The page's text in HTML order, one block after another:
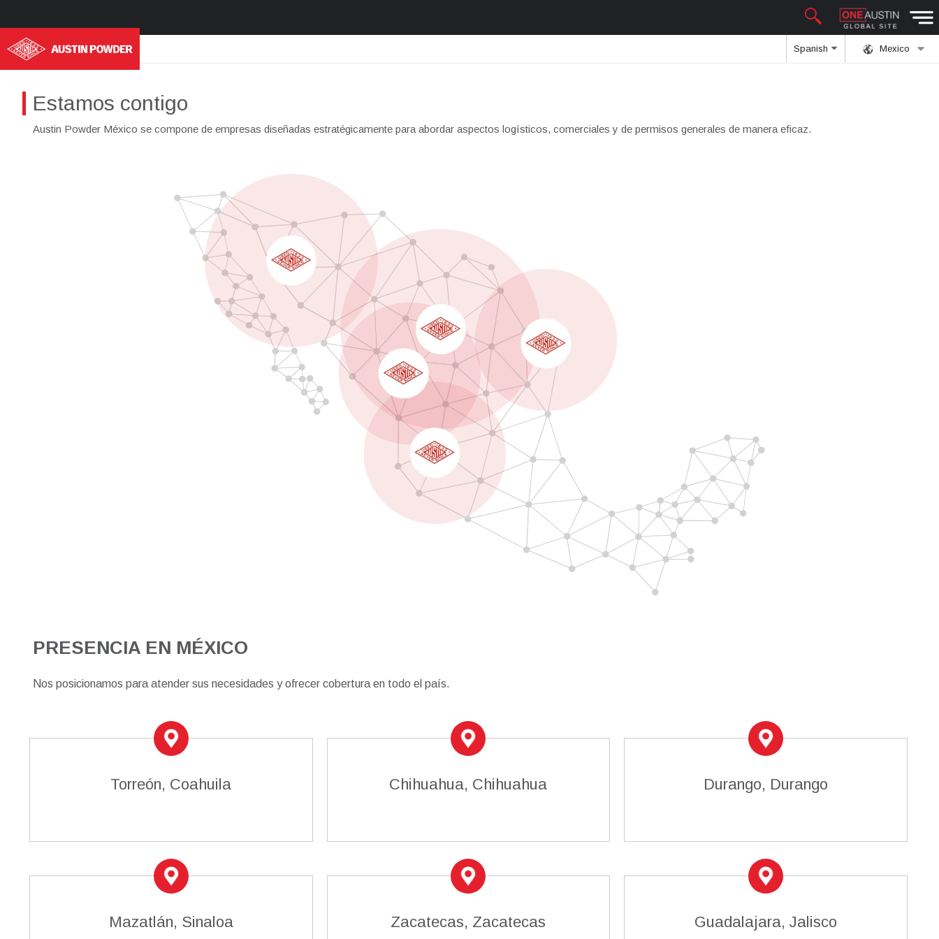
Mexico
Spanish
Estamos contigo
Austin Powder México se compone de empresas diseñadas estratégicamente para abordar aspectos logísticos, comerciales y de permisos generales de manera eficaz.
PRESENCIA EN MÉXICO
Nos posicionamos para atender sus necesidades y ofrecer cobertura en todo el país.
Torreón, Coahuila Chihuahua, Chihuahua Durango, Durango
Mazatlán, Sinaloa Zacatecas, Zacatecas Guadalajara, Jalisco